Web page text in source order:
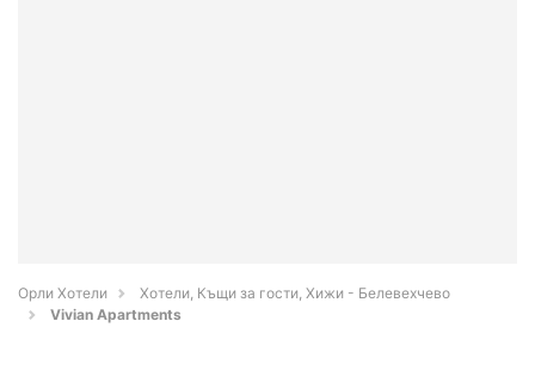
Орли Хотели
Хотели, Къщи за гости, Хижи - Белевехчево
Vivian Apartments